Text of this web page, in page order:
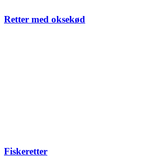
Retter med oksekød
Fiskeretter